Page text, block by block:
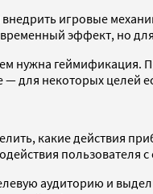
игровые
эффект, но
нужна геймификация.
— для некоторых целей
какие действия
пользователя
аудиторию и